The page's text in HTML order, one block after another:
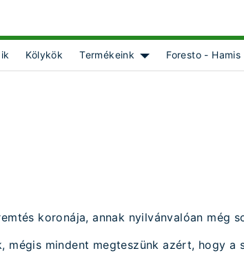
Object]
Kölykök
Termékeink
Show submenu for
Foresto -
koronája, annak nyilvánvalóan még
mégis mindent megteszünk azért, hogy a